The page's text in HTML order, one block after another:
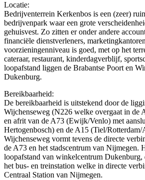
Locatie:
Bedrijventerrein Kerkenbos is een (zeer)
bedrijvenpark waar een grote
gehuisvest. Zo zitten er onder andere
financiële dienstverleners,
voorzieningenniveau is goed, met op het
cateraar, restaurant, kinderdagverblijf,
loopafstand liggen de Brabantse Poort en
Dukenburg.
Bereikbaarheid:
De bereikbaarheid is uitstekend door de
Wijchenseweg (N226 welke overgaat in de
en afrit van de A73 (Ewijk/Venlo) met
Hertogenbosch) en de A15 (Tiel/
Wijchenseweg vormt tevens de directe
de A73 en het stadscentrum van Nijmegen.
loopafstand van winkelcentrum Dukenburg,
het bus- en treinstation welke in directe
Centraal Station van Nijmegen.